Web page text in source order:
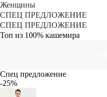
Женщины
СПЕЦ ПРЕДЛОЖЕНИЕ
СПЕЦ ПРЕДЛОЖЕНИЕ
Топ из 100% кашемира
Спец предложение
-25%